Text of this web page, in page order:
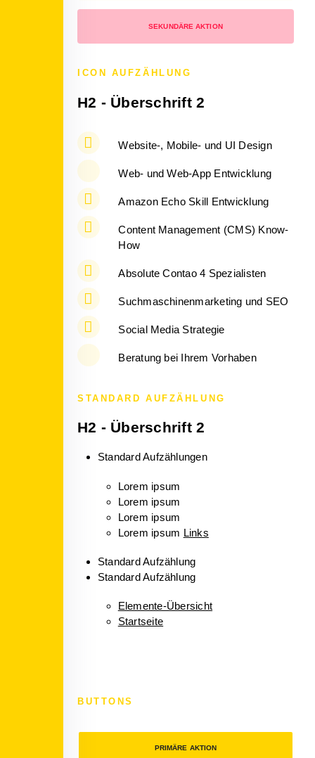
SEKUNDÄRE AKTION
ICON AUFZÄHLUNG
H2 - Überschrift 2
Website-, Mobile- und UI Design
Web- und Web-App Entwicklung
Amazon Echo Skill Entwicklung
Content Management (CMS) Know-
How
Absolute Contao 4 Spezialisten
Suchmaschinenmarketing und SEO
Social Media Strategie
Beratung bei Ihrem Vorhaben
STANDARD AUFZÄHLUNG
H2 - Überschrift 2
Standard Aufzählungen
Lorem ipsum
Lorem ipsum
Lorem ipsum
Lorem ipsum Links
Standard Aufzählung
Standard Aufzählung
Elemente-Übersicht
Startseite
BUTTONS
PRIMÄRE AKTION